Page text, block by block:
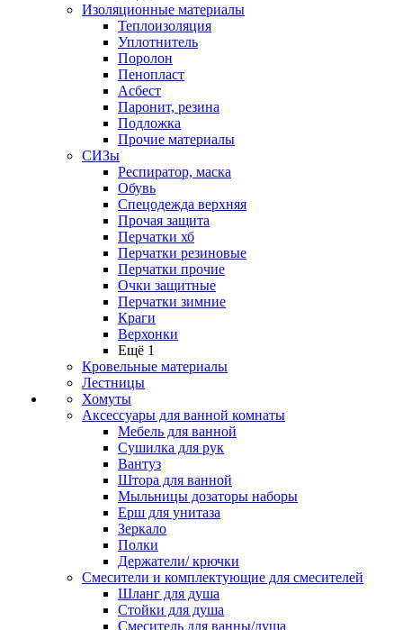
Изоляционные материалы
Теплоизоляция
Уплотнитель
Поролон
Пенопласт
Асбест
Паронит, резина
Подложка
Прочие материалы
СИЗы
Респиратор, маска
Обувь
Спецодежда верхняя
Прочая защита
Перчатки хб
Перчатки резиновые
Перчатки прочие
Очки защитные
Перчатки зимние
Краги
Верхонки
Ещё 1
Кровельные материалы
Лестницы
Хомуты
Аксессуары для ванной комнаты
Мебель для ванной
Сушилка для рук
Вантуз
Штора для ванной
Мыльницы дозаторы наборы
Ерш для унитаза
Зеркало
Полки
Держатели/ крючки
Смесители и комплектующие для смесителей
Шланг для душа
Стойки для душа
Смеситель для ванны/душа